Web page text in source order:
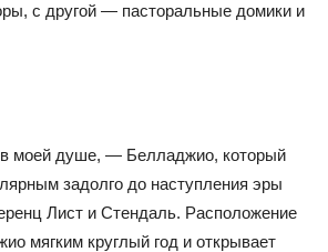
с другой — пасторальные домики и
в моей душе, — Белладжио, который
задолго до наступления эры
Лист и Стендаль. Расположение
мягким круглый год и открывает